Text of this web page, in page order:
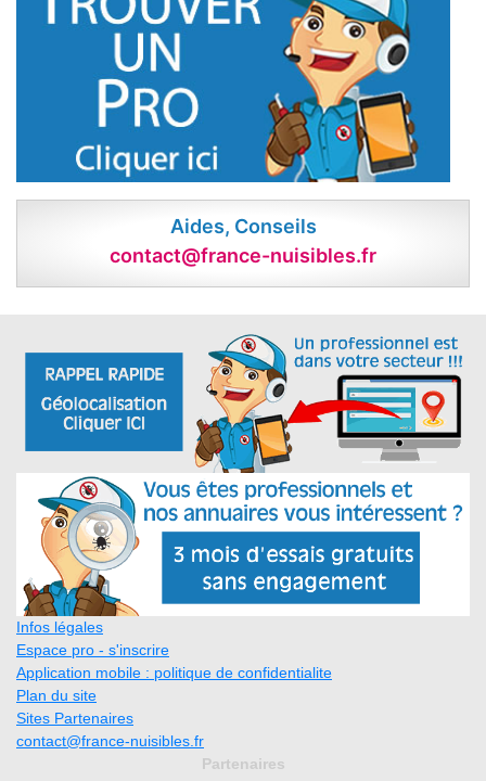
Aides, Conseils
contact@france-nuisibles.fr
Infos légales
Espace pro - s'inscrire
Application mobile : politique de confidentialite
Plan du site
Sites Partenaires
contact@france-nuisibles.fr
Partenaires